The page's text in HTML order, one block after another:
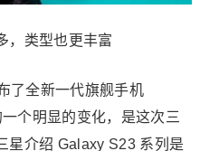
，类型也更丰富
了全新一代旗舰手机
个明显的变化，是这次三
介绍 Galaxy S23 系列是